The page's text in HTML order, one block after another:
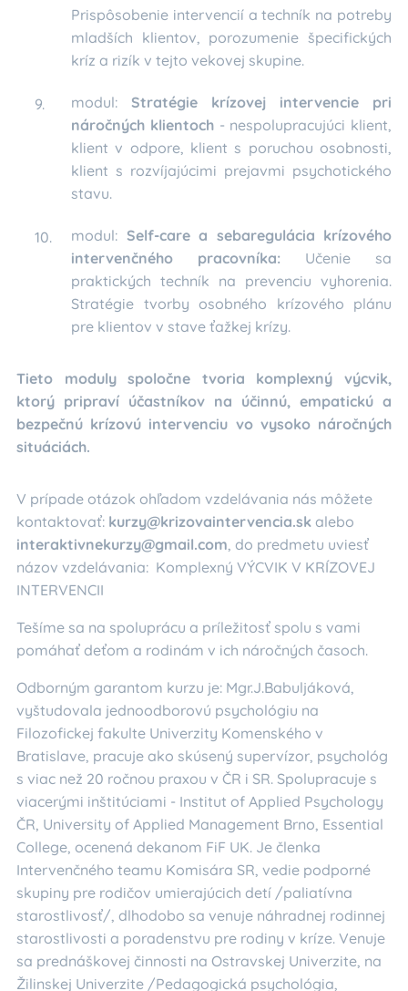
Prispôsobenie intervencií a techník na potreby
mladších klientov, porozumenie špecifických
kríz a rizík v tejto vekovej skupine.
modul: Stratégie krízovej intervencie pri
náročných klientoch- nespolupracujúci klient,
klient v odpore, klient s poruchou osobnosti,
klient s rozvíjajúcimi prejavmi psychotického
stavu.
modul: Self-care a sebaregulácia krízového
intervenčného pracovníka: Učenie sa
praktických techník na prevenciu vyhorenia.
Stratégie tvorby osobného krízového plánu
pre klientov v stave ťažkej krízy.
Tieto moduly spoločne tvoria komplexný výcvik,
ktorý pripraví účastníkov na účinnú, empatickú a
bezpečnú krízovú intervenciu vo vysoko náročných
situáciách.
V prípade otázok ohľadom vzdelávania nás môžete
kontaktovať: kurzy@krizovaintervencia.sk alebo
interaktivnekurzy@gmail.com , do predmetu uviesť
názov vzdelávania: Komplexný VÝCVIK V KRÍZOVEJ
INTERVENCII
Tešíme sa na spoluprácu a príležitosť spolu s vami
pomáhať deťom a rodinám v ich náročných časoch.
Odborným garantom kurzu je: Mgr.J.Babuljáková,
vyštudovala jednoodborovú psychológiu na
Filozofickej fakulte Univerzity Komenského v
Bratislave, pracuje ako skúsený supervízor, psychológ
s viac než 20 ročnou praxou v ČR i SR. Spolupracuje s
viacerými inštitúciami - Institut of Applied Psychology
ČR, University of Applied Management Brno, Essential
College, ocenená dekanom FiF UK. Je členka
Intervenčného teamu Komisára SR, vedie podporné
skupiny pre rodičov umierajúcich detí /paliatívna
starostlivosť/, dlhodobo sa venuje náhradnej rodinnej
starostlivosti a poradenstvu pre rodiny v kríze. Venuje
sa prednáškovej činnosti na Ostravskej Univerzite, na
Žilinskej Univerzite /Pedagogická psychológia,